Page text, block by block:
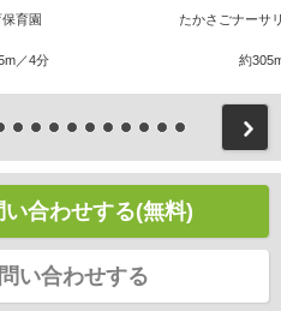
育園
／4分
たかさごナーサ
約
合わせする(無料)
い合わせする